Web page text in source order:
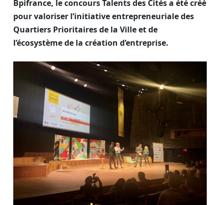
Bpifrance, le concours Talents des Cités a été créé
pour valoriser l’initiative entrepreneuriale des
Quartiers Prioritaires de la Ville et de
l’écosystème de la création d’entreprise.